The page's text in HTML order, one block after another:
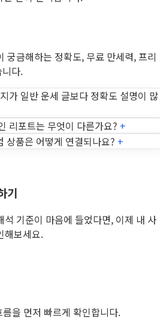
궁금해하는 정확도, 무료 만세력, 프리
다.
가 일반 운세 글보다 정확도 설명이 많
리포트는 무엇이 다른가요? +
상품은 어떻게 연결되나요? +
기
석 기준이 마음에 들었다면, 이제 내 사
해보세요.
을 먼저 빠르게 확인합니다.